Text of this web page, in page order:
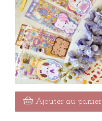
Ajouter au panier